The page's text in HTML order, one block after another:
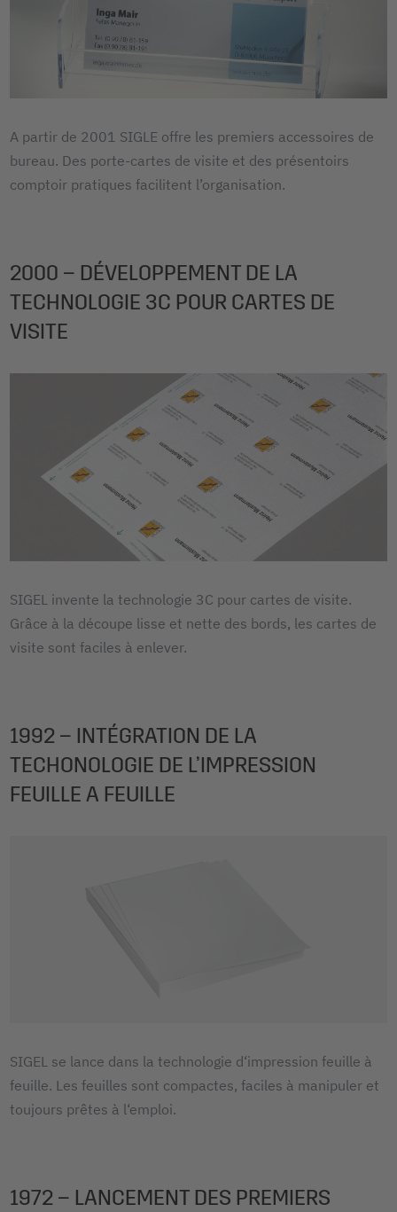
A partir de 2001 SIGLE offre les premiers accessoires de
bureau. Des porte-cartes de visite et des présentoirs
comptoir pratiques facilitent l’organisation.
2000 – DÉVELOPPEMENT DE LA
TECHNOLOGIE 3C POUR CARTES DE
VISITE
SIGEL invente la technologie 3C pour cartes de visite.
Grâce à la découpe lisse et nette des bords, les cartes de
visite sont faciles à enlever.
1992 – INTÉGRATION DE LA
TECHONOLOGIE DE L’IMPRESSION
FEUILLE A FEUILLE
SIGEL se lance dans la technologie d‘impression feuille à
feuille. Les feuilles sont compactes, faciles à manipuler et
toujours prêtes à l‘emploi.
1972 – LANCEMENT DES PREMIERS